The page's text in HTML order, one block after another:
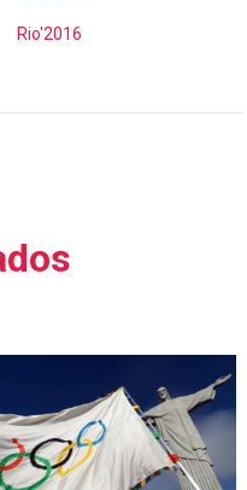
Rio'2016